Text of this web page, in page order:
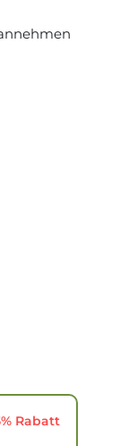
Rabatt